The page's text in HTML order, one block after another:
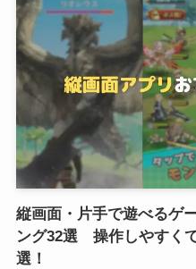
縦画面・片手で遊べるゲ
ング32選 操作しやすく
選！